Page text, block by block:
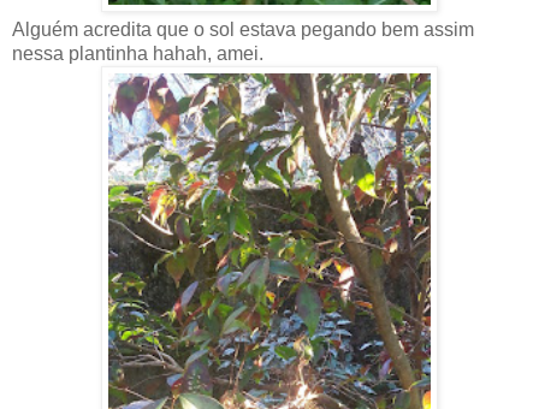
Alguém acredita que o sol estava pegando bem assim
nessa plantinha hahah, amei.